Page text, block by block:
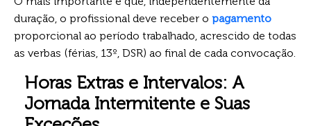
duração, o profissional deve receber o pagamento
proporcional ao período trabalhado, acrescido de todas
as verbas (férias, 13º, DSR) ao final de cada convocação.
Horas Extras e Intervalos: A
Jornada Intermitente e Suas